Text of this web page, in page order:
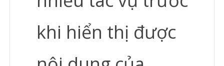
khi hiển thị được